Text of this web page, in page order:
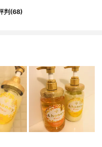
、ローヤルゼリーエキス、プ
タイン、ポリクオタニウム-10、
ウム-47、カラメル、クエン
酸K、安息香酸Na、BG、EDT
7、メントール、フェノキシ
香料
判(68)